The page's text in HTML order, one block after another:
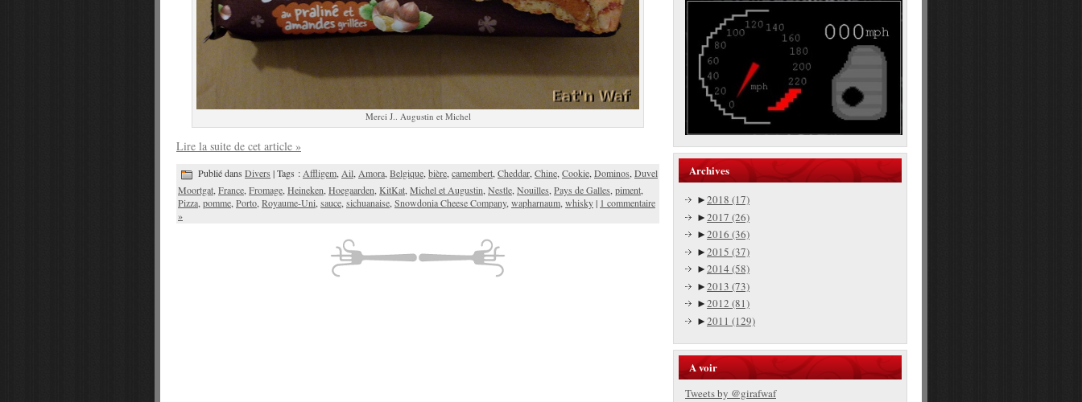
Merci J.. Augustin et Michel
Lire la suite de cet article »
Publié dans Divers | Tags : Affligem Ail Amora Belgique bière camembert Cheddar Chine Cookie Dominos Duvel
Moortgat France Fromage Heineken Hoegaarden KitKat Michel et Augustin Nestle Nouilles Pays de Galles piment
Pizza pomme Porto Royaume-Uni sauce sichuanaise Snowdonia Cheese Company, wapharnaum whisky| 1 commentaire
»
Archives
►2018 (17)
►2017 (26)
►2016 (36)
►2015 (37)
►2014 (58)
►2013 (73)
►2012 (81)
►2011 (129)
A voir
Tweets by @girafwaf